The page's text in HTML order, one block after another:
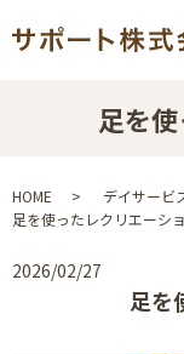
足を
HOME
デイサービ
足を使ったレクリエーシ
2026/02/27
足を